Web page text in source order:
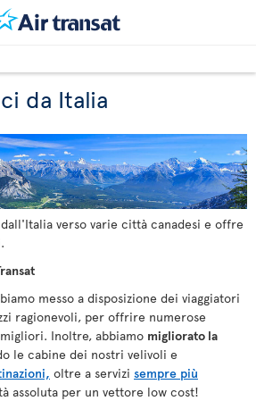
da Italia
verso varie città canadesi e offre
messo a disposizione dei viaggiatori
ragionevoli, per offrire numerose
Inoltre, abbiamo migliorato la
le cabine dei nostri velivoli e
oltre a servizi sempre più
assoluta per un vettore low cost!